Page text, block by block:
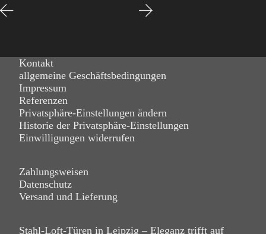
Kontakt
allgemeine Geschäftsbedingungen
Impressum
Referenzen
Privatsphäre-Einstellungen ändern
Historie der Privatsphäre-Einstellungen
Einwilligungen widerrufen
Zahlungsweisen
Datenschutz
Versand und Lieferung
Stahl-Loft-Türen in Leipzig – Eleganz trifft auf